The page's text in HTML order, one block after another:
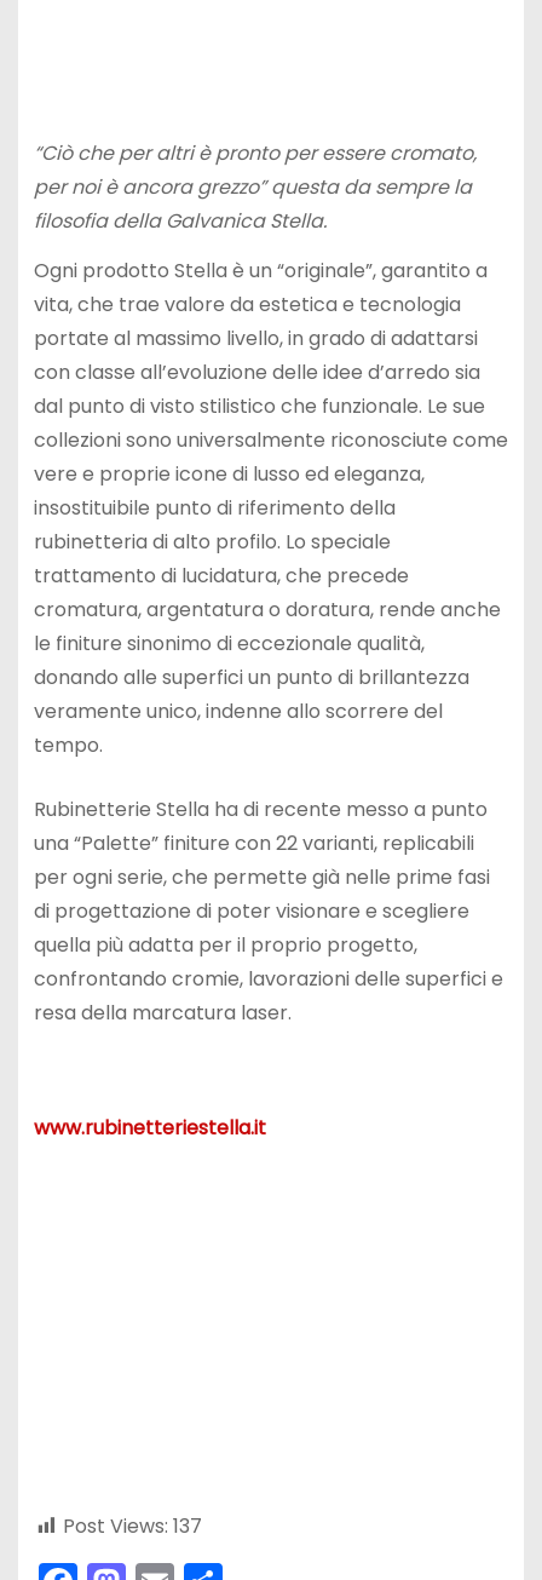
“Ciò che per altri è pronto per essere cromato,
per noi è ancora grezzo” questa da sempre la
filosofia della Galvanica Stella.
Ogni prodotto Stella è un “originale”, garantito a
vita, che trae valore da estetica e tecnologia
portate al massimo livello, in grado di adattarsi
con classe all’evoluzione delle idee d’arredo sia
dal punto di visto stilistico che funzionale. Le sue
collezioni sono universalmente riconosciute come
vere e proprie icone di lusso ed eleganza,
insostituibile punto di riferimento della
rubinetteria di alto profilo. Lo speciale
trattamento di lucidatura, che precede
cromatura, argentatura o doratura, rende anche
le finiture sinonimo di eccezionale qualità,
donando alle superfici un punto di brillantezza
veramente unico, indenne allo scorrere del
tempo.
Rubinetterie Stella ha di recente messo a punto
una “Palette” finiture con 22 varianti, replicabili
per ogni serie, che permette già nelle prime fasi
di progettazione di poter visionare e scegliere
quella più adatta per il proprio progetto,
confrontando cromie, lavorazioni delle superfici e
resa della marcatura laser.
www.rubinetteriestella.it
Post Views: 137